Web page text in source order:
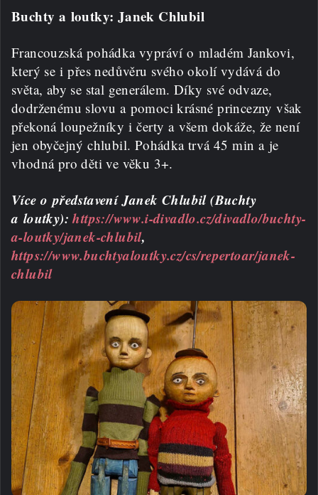
Buchty a loutky: Janek Chlubil
Francouzská pohádka vypráví o mladém Jankovi,
který se i přes nedůvěru svého okolí vydává do
světa, aby se stal generálem. Díky své odvaze,
dodrženému slovu a pomoci krásné princezny však
překoná loupežníky i čerty a všem dokáže, že není
jen obyčejný chlubil. Pohádka trvá 45 min a je
vhodná pro děti ve věku 3+.
Více o představení Janek Chlubil (Buchty
a loutky):https://www.i-divadlo.cz/divadlo/buchty-
a-loutky/janek-chlubil,
https://www.buchtyaloutky.cz/cs/repertoar/janek-
chlubil